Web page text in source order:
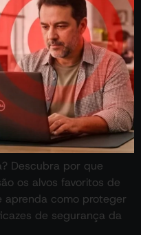
Descubra por que
os alvos favoritos de
aprenda como proteger
de segurança da